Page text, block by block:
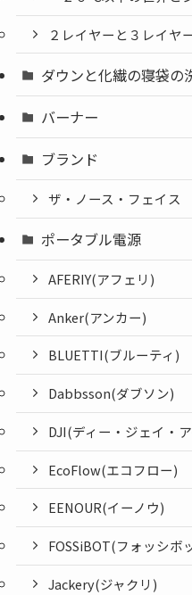
２レイヤーと３レイヤ
ダウンと化繊の寝袋の
バーナー
ブランド
ザ・ノース・フェイス
ポータブル電源
AFERIY(アフェリ)
Anker(アンカー)
BLUETTI(ブルーティ)
Dabbsson(ダブソン)
DJI(ディー・ジェイ・
EcoFlow(エコフロー)
EENOUR(イーノウ)
FOSSiBOT(フォッシボ
Jackery(ジャクリ)